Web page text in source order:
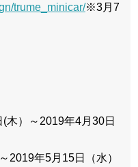
trume_minicar/※3月7
木）～2019年4月30日
2019年5月15日（水）